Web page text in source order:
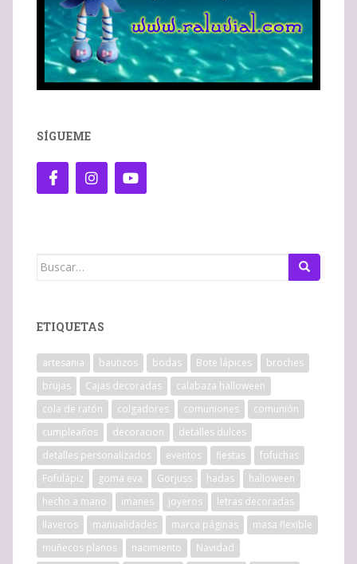
SÍGUEME
Buscar:
ETIQUETAS
artesania bautizos bodas Bote lápices
broches
brujas
Cajas decoradas
calabaza halloween
cola de ratón
colgadores comuniones
comunión
cumpleaños
decoracion
detalles dulces
detalles personalizados
eventos fiestas
fofuchas
Fofulápiz
goma eva Gorjuss hadas
halloween
hecho a mano
imanes joyeros
letras decoradas
llaveros
manualidades marca páginas
masa flexible
muñecos planos
nacimiento
Navidad